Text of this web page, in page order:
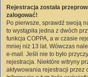
Rejestracja została
zalogować!
Po pierwsze, sprawdź swoją
to wystąpiła jedna z dwóch
funkcja COPPA, a w czasie
mniej niż 13 lat. Wówczas
e-mail. Jeśli nie to było
rejestracja. Niektóre witryny
aktywowania rejestracji przez